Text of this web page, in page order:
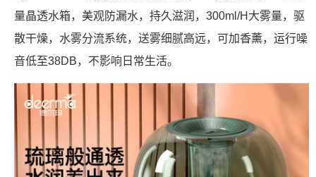
量晶透水箱，美观防漏水，持久滋润，300ml/H大雾量，驱
散干燥，水雾分流系统，送雾细腻高远，可加香薰，运行噪
音低至38DB，不影响日常生活。